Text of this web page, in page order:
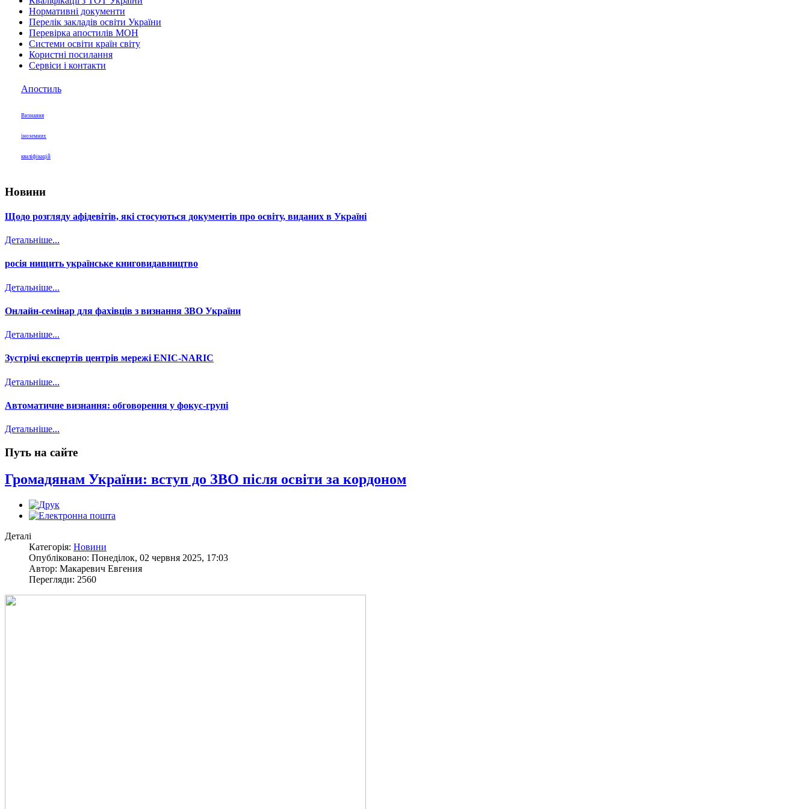
Нормативні документи
Перелік закладів освіти України
Перевірка апостилів МОН
Системи освіти країн світу
Користні посилання
Сервіси і контакти
Апостиль
Визнання
іноземних
кваліфікацій
Новини
Щодо розгляду афідевітів, які стосуються документів про освіту, виданих в Україні
Детальніше...
росія нищить українське книговидавництво
Детальніше...
Онлайн-семінар для фахівців з визнання ЗВО України
Детальніше...
Зустрічі експертів центрів мережі ENIC-NARIC
Детальніше...
Автоматичне визнання: обговорення у фокус-групі
Детальніше...
Путь на сайте
Громадянам України: вступ до ЗВО після освіти за кордоном
Деталі
Категорія: Новини
Опубліковано: Понеділок, 02 червня 2025, 17:03
Автор: Макаревич Евгения
Перегляди: 2560